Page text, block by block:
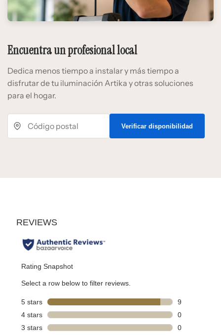
Encuentra un profesional local
Dedica menos tiempo a instalar y más tiempo a
disfrutar de tu iluminación Artika y otras soluciones
para el hogar.
Verificar disponibilidad